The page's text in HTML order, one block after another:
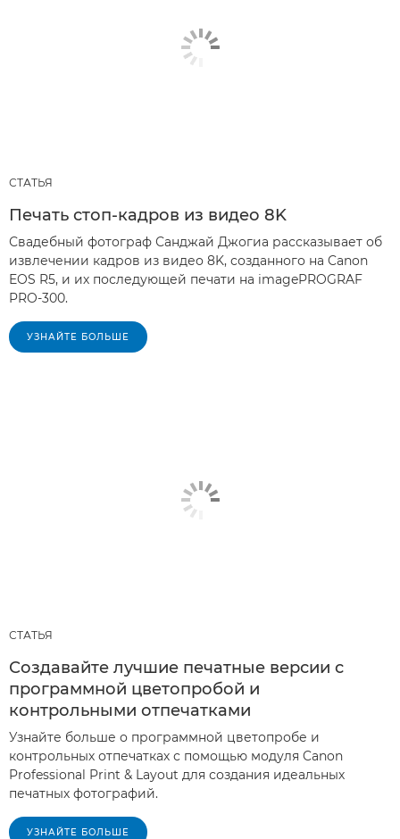
СТАТЬЯ
Печать стоп-кадров из видео 8K
Свадебный фотограф Санджай Джогиа рассказывает об
извлечении кадров из видео 8K, созданного на Canon
EOS R5, и их последующей печати на imagePROGRAF
PRO-300.
УЗНАЙТЕ БОЛЬШЕ
СТАТЬЯ
Создавайте лучшие печатные версии с
программной цветопробой и
контрольными отпечатками
Узнайте больше о программной цветопробе и
контрольных отпечатках с помощью модуля Canon
Professional Print & Layout для создания идеальных
печатных фотографий.
УЗНАЙТЕ БОЛЬШЕ